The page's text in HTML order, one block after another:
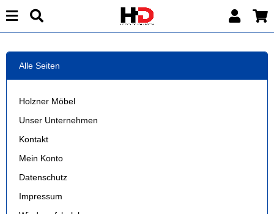
Alle Seiten
Holzner Möbel
Unser Unternehmen
Kontakt
Mein Konto
Datenschutz
Impressum